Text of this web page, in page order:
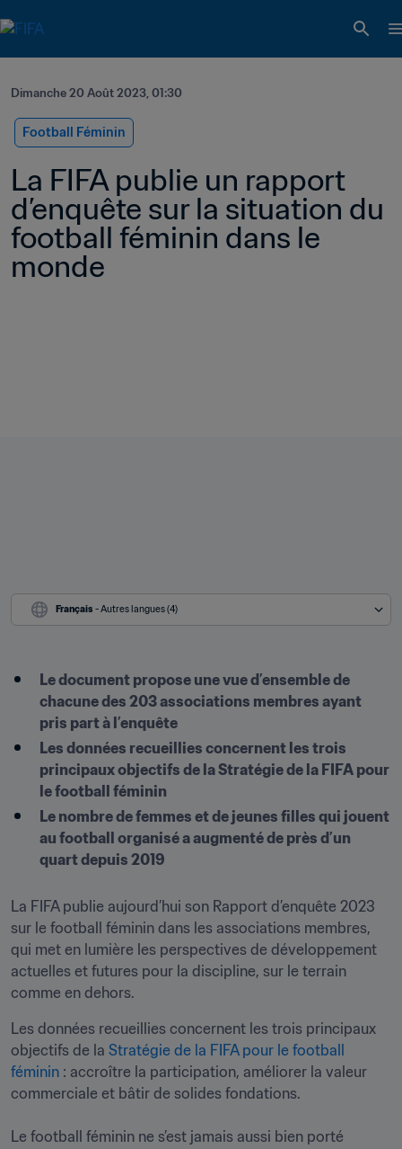
Dimanche 20 Août 2023, 01:30
Football Féminin
La FIFA publie un rapport
d’enquête sur la situation du
football féminin dans le
monde
Français - Autres langues (4)
Le document propose une vue d’ensemble de
chacune des 203 associations membres ayant
pris part à l’enquête
Les données recueillies concernent les trois
principaux objectifs de la Stratégie de la FIFA pour
le football féminin
Le nombre de femmes et de jeunes filles qui jouent
au football organisé a augmenté de près d’un
quart depuis 2019
La FIFA publie aujourd’hui son Rapport d’enquête 2023
sur le football féminin dans les associations membres,
qui met en lumière les perspectives de développement
actuelles et futures pour la discipline, sur le terrain
comme en dehors.
Les données recueillies concernent les trois principaux
objectifs de la Stratégie de la FIFA pour le football
féminin : accroître la participation, améliorer la valeur
commerciale et bâtir de solides fondations.
Le football féminin ne s’est jamais aussi bien porté